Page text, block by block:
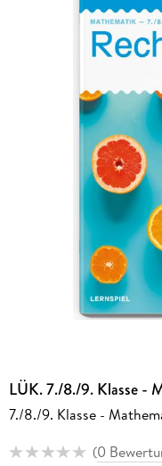
LÜK. 7./8./9. Klasse -
7./8./9. Klasse -
(0